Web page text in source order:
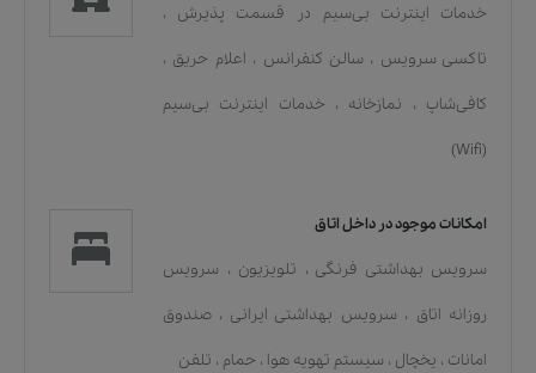
خدمات اينترنت بی‌سیم در قسمت پذیرش ،
تاکسی سرویس ، سالن کنفرانس ، اعلام حریق ،
کافی‌شاپ ، نمازخانه ، خدمات اينترنت بی‌سیم
(Wifi)
امکانات موجود در داخل اتاق
سرویس بهداشتی فرنگی ، تلویزیون ، سرویس
روزانه اتاق ، سرویس بهداشتی ایرانی ، صندوق
امانات ، یخچال ، سیستم تهویه هوا ، حمام ، تلفن